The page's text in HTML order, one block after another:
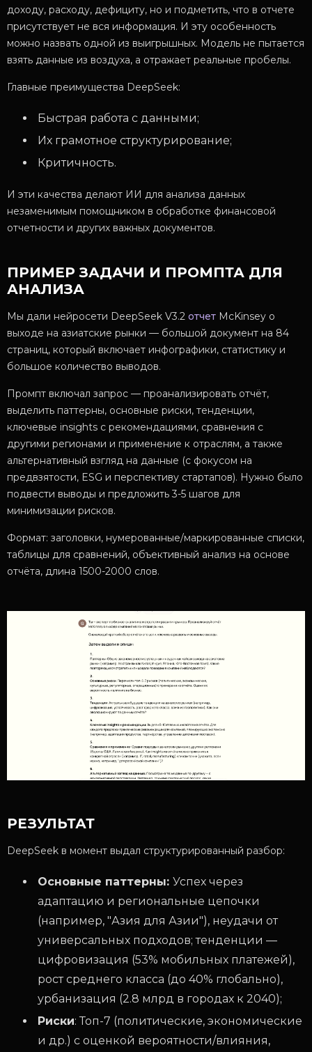
доходу, расходу, дефициту, но и подметить, что в отчете
присутствует не вся информация. И эту особенность
можно назвать одной из выигрышных. Модель не пытается
взять данные из воздуха, а отражает реальные пробелы.
Главные преимущества DeepSeek:
Быстрая работа с данными;
Их грамотное структурирование;
Критичность.
И эти качества делают ИИ для анализа данных
незаменимым помощником в обработке финансовой
отчетности и других важных документов.
ПРИМЕР ЗАДАЧИ И ПРОМПТА ДЛЯ
АНАЛИЗА
Мы дали нейросети DeepSeek V3.2 отчет McKinsey о
выходе на азиатские рынки — большой документ на 84
страниц, который включает инфографики, статистику и
большое количество выводов.
Промпт включал запрос — проанализировать отчёт,
выделить паттерны, основные риски, тенденции,
ключевые insights с рекомендациями, сравнения с
другими регионами и применение к отраслям, а также
альтернативный взгляд на данные (с фокусом на
предвзятости, ESG и перспективу стартапов). Нужно было
подвести выводы и предложить 3-5 шагов для
минимизации рисков.
Формат: заголовки, нумерованные/маркированные списки,
таблицы для сравнений, объективный анализ на основе
отчёта, длина 1500-2000 слов.
РЕЗУЛЬТАТ
DeepSeek в момент выдал структурированный разбор:
Основные паттерны: Успех через
адаптацию и региональные цепочки
(например, "Азия для Азии"), неудачи от
универсальных подходов; тенденции —
цифровизация (53% мобильных платежей),
рост среднего класса (до 40% глобально),
урбанизация (2.8 млрд в городах к 2040);
Риски: Топ-7 (политические, экономические
и др.) с оценкой вероятности/влияния,